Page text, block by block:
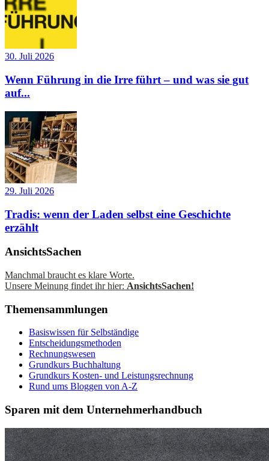
30. Juli 2026
Wenn Führung in die Irre führt – und was sie gut
auf...
29. Juli 2026
Tradis: wenn der Laden selbst eine Geschichte
erzählt
AnsichtsSachen
Manchmal braucht es klare Worte.
Unsere Meinung findet ihr hier: AnsichtsSachen!
Themensammlungen
Basiswissen für Selbständige
Entscheidungsmethoden
Rechnungswesen
Grundkurs Buchhaltung
Grundkurs Kosten- und Leistungsrechnung
Rund ums Bloggen von A-Z
Sparen mit dem Unternehmerhandbuch